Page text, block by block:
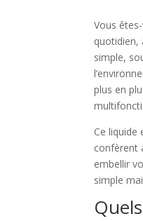
Vous
quotidien,
simple,
plus en
Ce
confèrent
embellir
simple